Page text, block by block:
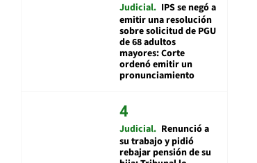
Judicial IPS se negó a
emitir una resolución
sobre solicitud de PGU
de 68 adultos
mayores: Corte
ordenó emitir un
pronunciamiento
Judicial Renunció a
su trabajo y pidió
rebajar pensión de su